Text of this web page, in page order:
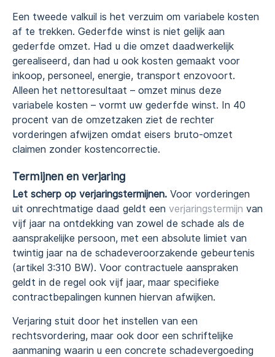
Een tweede valkuil is het verzuim om variabele kosten
af te trekken. Gederfde winst is niet gelijk aan
gederfde omzet. Had u die omzet daadwerkelijk
gerealiseerd, dan had u ook kosten gemaakt voor
inkoop, personeel, energie, transport enzovoort.
Alleen het nettoresultaat – omzet minus deze
variabele kosten – vormt uw gederfde winst. In 40
procent van de omzetzaken ziet de rechter
vorderingen afwijzen omdat eisers bruto-omzet
claimen zonder kostencorrectie.
Termijnen en verjaring
Let scherp op verjaringstermijnen. Voor vorderingen
uit onrechtmatige daad geldt een verjaringstermijn van
vijf jaar na ontdekking van zowel de schade als de
aansprakelijke persoon, met een absolute limiet van
twintig jaar na de schadeveroorzakende gebeurtenis
(artikel 3:310 BW). Voor contractuele aanspraken
geldt in de regel ook vijf jaar, maar specifieke
contractbepalingen kunnen hiervan afwijken.
Verjaring stuit door het instellen van een
rechtsvordering, maar ook door een schriftelijke
aanmaning waarin u een concrete schadevergoeding